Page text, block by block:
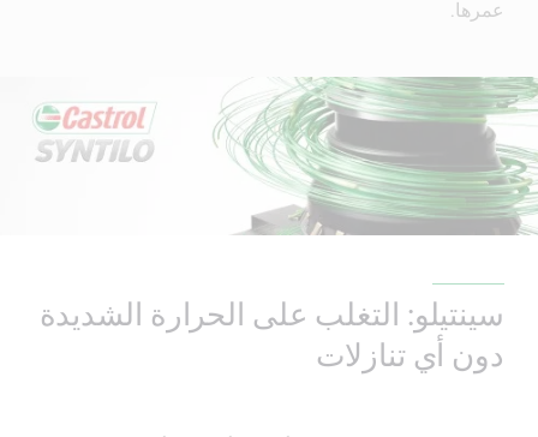
عمرها.
سينتيلو: التغلب على الحرارة الشديدة
دون أي تنازلات